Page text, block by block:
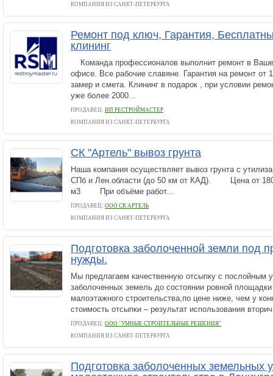
КОМПАНИЯ ИЗ САНКТ-ПЕТЕРБУРГА
Ремонт под ключ, Гарантия,
клининг
Команда профессионалов выполнит ремонт в
офисе. Все рабочие славяне. Гарантия на ремонт от
замер и смета. Клининг в подарок , при условии
уже более 2000...
ПРОДАВЕЦ: ИП РЕСТРОЙМАСТЕР
КОМПАНИЯ ИЗ САНКТ-ПЕТЕРБУРГА
СК "Артель" вывоз грунта
Наша компания осуществляет вывоз грунта с
СПб и Лен.области (до 50 км от КАД). Цена от
м3 При объёме работ...
ПРОДАВЕЦ: ООО СК АРТЕЛЬ
КОМПАНИЯ ИЗ САНКТ-ПЕТЕРБУРГА
Подготовка заболоченной земли под
нужды.
Мы предлагаем качественную отсыпку c послойным
заболоченных земель до состоянии ровной
малоэтажного строительства,по цене ниже, чем у
стоимость отсыпки – результат использования
ПРОДАВЕЦ: ООО "УМНЫЕ СТРОИТЕЛЬНЫЕ РЕШЕНИЯ"
КОМПАНИЯ ИЗ САНКТ-ПЕТЕРБУРГА
Подготовка заболоченных земельных